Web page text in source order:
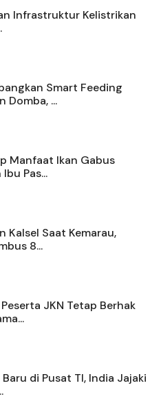
Infrastruktur Kelistrikan
Smart Feeding
Domba, ...
Manfaat Ikan Gabus
Pas...
Kalsel Saat Kemarau,
8...
JKN Tetap Berhak
di Pusat TI, India Jajaki